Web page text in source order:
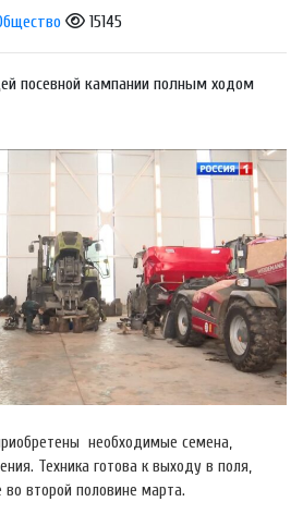
15145
посевной кампании полным ходом
необходимые семена,
Техника готова к выходу в поля,
второй половине марта.